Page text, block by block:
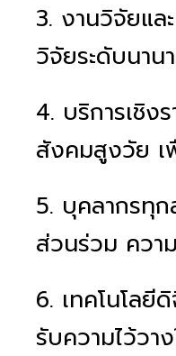
3. งานวิจัยแ
วิจัยระดับนาน
4. บริการเชิ
สังคมสูงวัย เ
5. บุคลากรทุ
ส่วนร่วม ควา
6. เทคโนโล
รับความไว้วา